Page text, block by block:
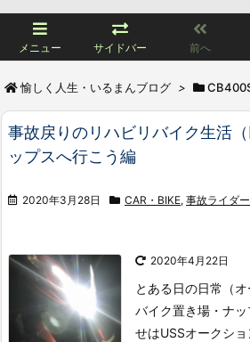
メニュー サイドバー 前へ
愉しく人生・いるまんブログ >
事故戻りのリハビリバイク生活
ップスへ行こう編
2020年3月28日 CAR・BIKE, 事故ライダー
2020年4月22日
とある日の日常（
バイク置き場・ナ
せはUSSオークシ